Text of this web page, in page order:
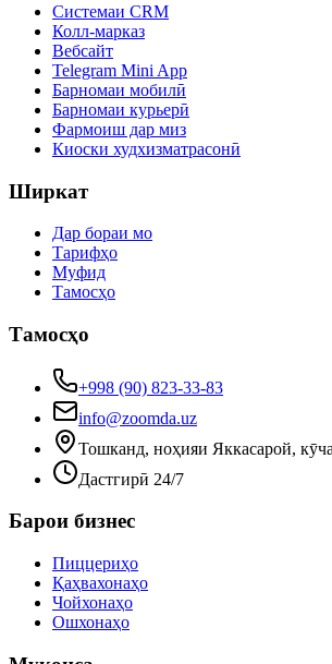
Системаи CRM
Колл-марказ
Вебсайт
Telegram Mini App
Барномаи мобилӣ
Барномаи курьерӣ
Фармоиш дар миз
Киоски худхизматрасонӣ
Ширкат
Дар бораи мо
Тарифҳо
Муфид
Тамосҳо
Тамосҳо
+998 (90) 823-33-83
info@zoomda.uz
Тошканд, ноҳияи Яккасарой,
Дастгирӣ 24/7
Барои бизнес
Пиццериҳо
Қаҳвахонаҳо
Чойхонаҳо
Ошхонаҳо